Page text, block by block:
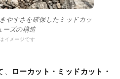
やすさを確保したミッドカッ
ーズの構造
イメージです
ローカット・ミッドカット・